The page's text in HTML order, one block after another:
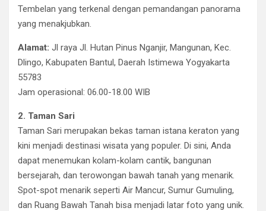
Tembelan yang terkenal dengan pemandangan panorama
yang menakjubkan.
Alamat: Jl raya Jl. Hutan Pinus Nganjir, Mangunan, Kec.
Dlingo, Kabupaten Bantul, Daerah Istimewa Yogyakarta
55783
Jam operasional: 06.00-18.00 WIB
2. Taman Sari
Taman Sari merupakan bekas taman istana keraton yang
kini menjadi destinasi wisata yang populer. Di sini, Anda
dapat menemukan kolam-kolam cantik, bangunan
bersejarah, dan terowongan bawah tanah yang menarik.
Spot-spot menarik seperti Air Mancur, Sumur Gumuling,
dan Ruang Bawah Tanah bisa menjadi latar foto yang unik.